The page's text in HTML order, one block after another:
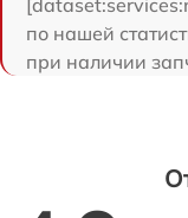
по нашей
при наличии